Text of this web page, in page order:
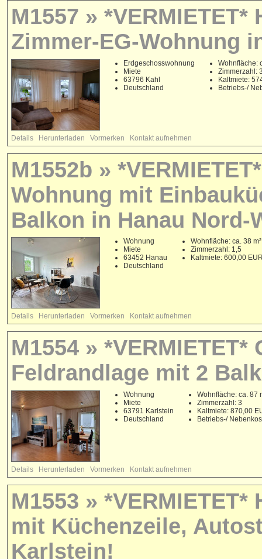
M1557 »
Zimmer-EG-Wohnung
Erdgeschosswohnung
Miete
63796 Kahl
Deutschland
Wohnfläche:
Zimmerzahl:
Kaltmiete:
Betriebs-/
Details Herunterladen Vormerken Kontakt aufnehmen
M1552b »
Wohnung mit
Balkon in Hanau Nord-
Wohnung
Miete
63452 Hanau
Deutschland
Wohnfläche: ca. 38 m²
Zimmerzahl: 1,5
Kaltmiete: 600,00
Details Herunterladen Vormerken Kontakt aufnehmen
M1554 »
Feldrandlage mit 2
Wohnung
Miete
63791 Karlstein
Deutschland
Wohnfläche: ca. 87
Zimmerzahl: 3
Kaltmiete: 870,00
Betriebs-/
Details Herunterladen Vormerken Kontakt aufnehmen
M1553 »
mit Küchenzeile,
Karlstein!